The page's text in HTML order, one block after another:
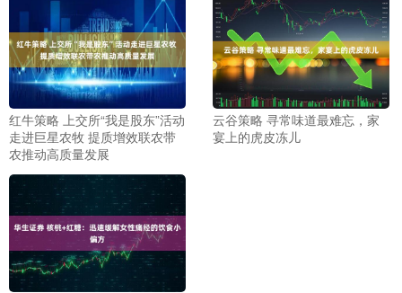
红牛策略 上交所“我是股东”活动
走进巨星农牧 提质增效联农带
农推动高质量发展
云谷策略 寻常味道最难忘，家
宴上的虎皮冻儿